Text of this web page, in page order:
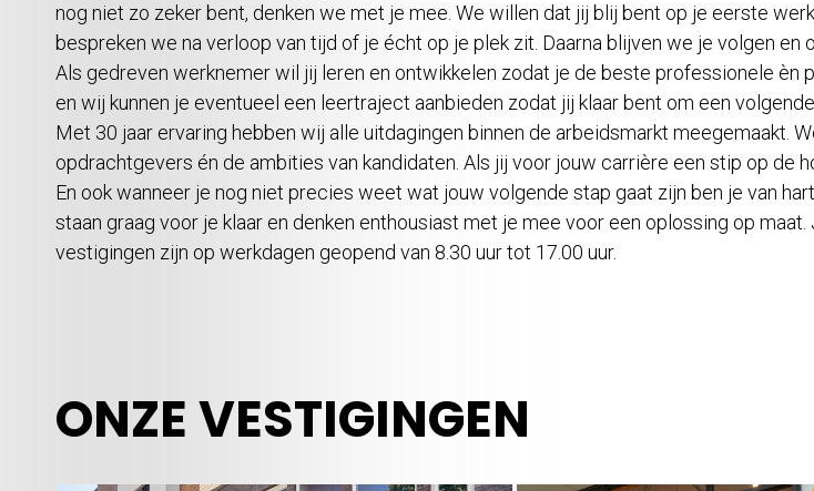
nog niet zo zeker bent, denken we met je mee. We willen dat jij blij bent op je eerste
bespreken we na verloop van tijd of je écht op je plek zit. Daarna blijven we je volgen en
Als gedreven werknemer wil jij leren en ontwikkelen zodat je de beste professionele
en wij kunnen je eventueel een leertraject aanbieden zodat jij klaar bent om een
Met 30 jaar ervaring hebben wij alle uitdagingen binnen de arbeidsmarkt meegemaakt.
opdrachtgevers én de ambities van kandidaten. Als jij voor jouw carrière een stip op de
En ook wanneer je nog niet precies weet wat jouw volgende stap gaat zijn ben je van
staan graag voor je klaar en denken enthousiast met je mee voor een oplossing op
vestigingen zijn op werkdagen geopend van 8.30 uur tot 17.00 uur.
ONZE VESTIGINGEN